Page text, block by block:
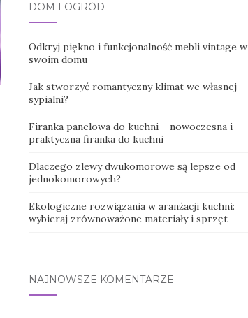
DOM I OGRÓD
Odkryj piękno i funkcjonalność mebli vintage w
swoim domu
Jak stworzyć romantyczny klimat we własnej
sypialni?
Firanka panelowa do kuchni – nowoczesna i
praktyczna firanka do kuchni
Dlaczego zlewy dwukomorowe są lepsze od
jednokomorowych?
Ekologiczne rozwiązania w aranżacji kuchni:
wybieraj zrównoważone materiały i sprzęt
NAJNOWSZE KOMENTARZE